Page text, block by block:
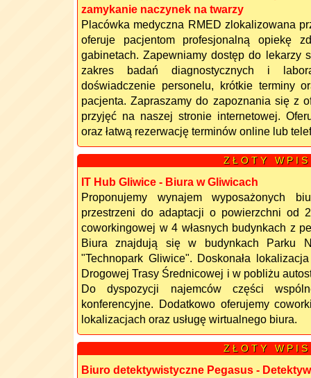
zamykanie naczynek na twarzy
Placówka medyczna RMED zlokalizowana
oferuje pacjentom profesjonalną opiekę
gabinetach. Zapewniamy dostęp do lekarzy
zakres badań diagnostycznych i
doświadczenie personelu, krótkie terminy
pacjenta. Zapraszamy do zapoznania się z
przyjęć na naszej stronie internetowej.
oraz łatwą rezerwację terminów online lub
Z Ł O T Y W P I S
IT Hub Gliwice - Biura w Gliwicach
Proponujemy wynajem wyposażonych
przestrzeni do adaptacji o powierzchni od
coworkingowej w 4 własnych budynkach z
Biura znajdują się w budynkach Parku
"Technopark Gliwice". Doskonała
Drogowej Trasy Średnicowej i w pobliżu
Do dyspozycji najemców części
konferencyjne. Dodatkowo oferujemy
lokalizacjach oraz usługę wirtualnego biura.
Z Ł O T Y W P I S
Biuro detektywistyczne Pegasus -